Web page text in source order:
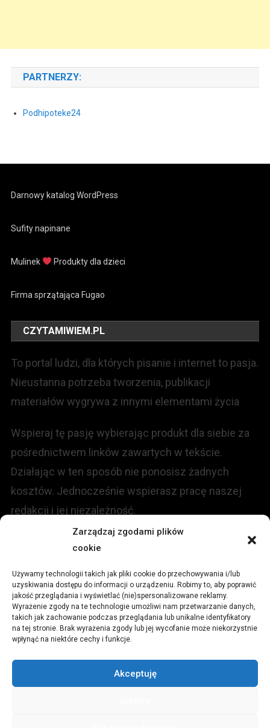
Zarządzaj zgodami plików
cookie
Używamy technologii takich jak pliki cookie do przechowywania i/lub
uzyskiwania dostępu do informacji o urządzeniu. Robimy to, aby poprawić
jakość przeglądania i wyświetlać (nie)spersonalizowane reklamy.
Wyrażenie zgody na te technologie umożliwi nam przetwarzanie danych,
takich jak zachowanie podczas przeglądania lub unikalne identyfikatory
na tej stronie. Brak wyrażenia zgody lub jej wycofanie może niekorzystnie
wpłynąć na niektóre cechy i funkcje.
Akceptuję
PARTNERZY:
Podhipoteke24
Darnowy katalog WordPress
Sufity napinane
Mulinek Produkty dla dzieci
Firma sprzątająca Fugao
CZYTAMIWIEM.PL
To portal ludzi, dla których pisanie i internet to pasja.
Nieustanna potrzeba tworzenia, publikacji
materiałów wygrywa z innymi elementami życia
Wspieraj tę pasję wybierając produkt dla siebie za
pośrednictwem linków zawartych w tekście.
Działając w ten sposób nie ponosisz żadnych
kosztów. Jednocześnie wspierasz pracę naszej
redakcji i jej niezależność.
Redakcja portalu:
ul.Stara 13, 42-600 Tarnowskie Góry
TEL:+48 509 547 822
redakcja@czytamiwiem.pl